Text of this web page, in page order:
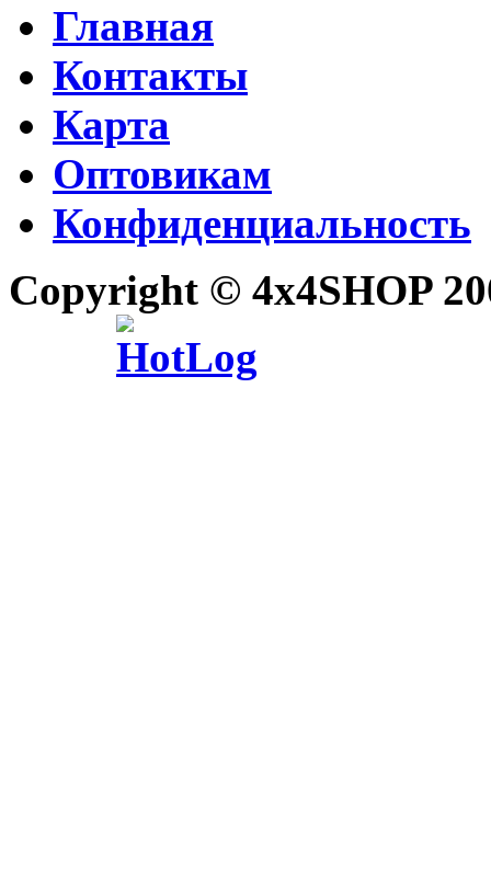
Главная
Контакты
Карта
Оптовикам
Конфиденциальность
Copyright © 4x4SHOP